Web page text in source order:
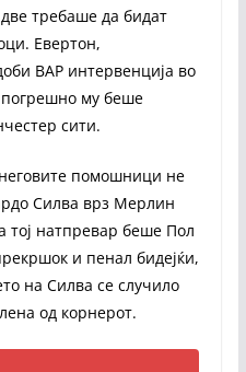
требаше да бидат
Евертон,
ВАР интервенција во
погрешно му беше
сити.
помошници не
Силва врз Мерлин
тој натпревар беше Пол
и пенал бидејќи,
на Силва се случило
од корнерот.